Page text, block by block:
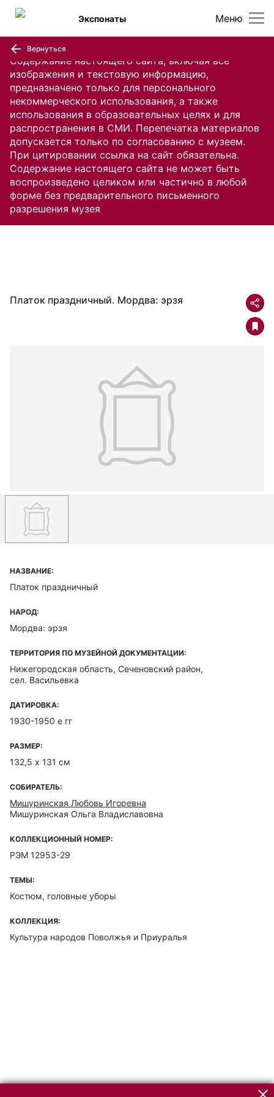
Содержание настоящего сайта, включая все
изображения и текстовую информацию,
предназначено только для персонального
некоммерческого использования, а также
использования в образовательных целях и для
распространения в СМИ. Перепечатка материалов
допускается только по согласованию с музеем.
При цитировании ссылка на сайт обязательна.
Содержание настоящего сайта не может быть
воспроизведено целиком или частично в любой
форме без предварительного письменного
разрешения музея
Меню
Экспонаты
Вернуться
Платок праздничный. Мордва: эрзя
НАЗВАНИЕ:
Платок праздничный
НАРОД:
Мордва: эрзя
ТЕРРИТОРИЯ ПО МУЗЕЙНОЙ ДОКУМЕНТАЦИИ:
Нижегородская область, Сеченовский район,
сел. Васильевка
ДАТИРОВКА:
1930-1950 е гг
РАЗМЕР:
132,5 х 131 см
СОБИРАТЕЛЬ:
Мишуринская Любовь Игоревна
Мишуринская Ольга Владиславовна
КОЛЛЕКЦИОННЫЙ НОМЕР:
РЭМ 12953-29
ТЕМЫ:
Костюм, головные уборы
КОЛЛЕКЦИЯ:
Культура народов Поволжья и Приуралья